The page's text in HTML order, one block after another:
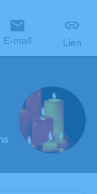
E-mail Lien